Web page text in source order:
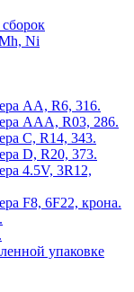
Ni
АА, R6, 316.
ААА, R03, 286.
С, R14, 343.
D, R20, 373.
4.5V, 3R12,
F8, 6F22, крона.
упаковке